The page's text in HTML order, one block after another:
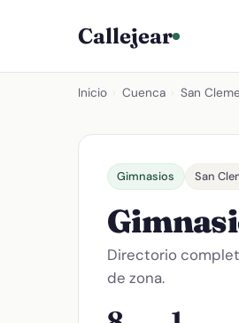
Callejear
Inicio Cuenca San
Gimnasios San
Directorio
de zona.